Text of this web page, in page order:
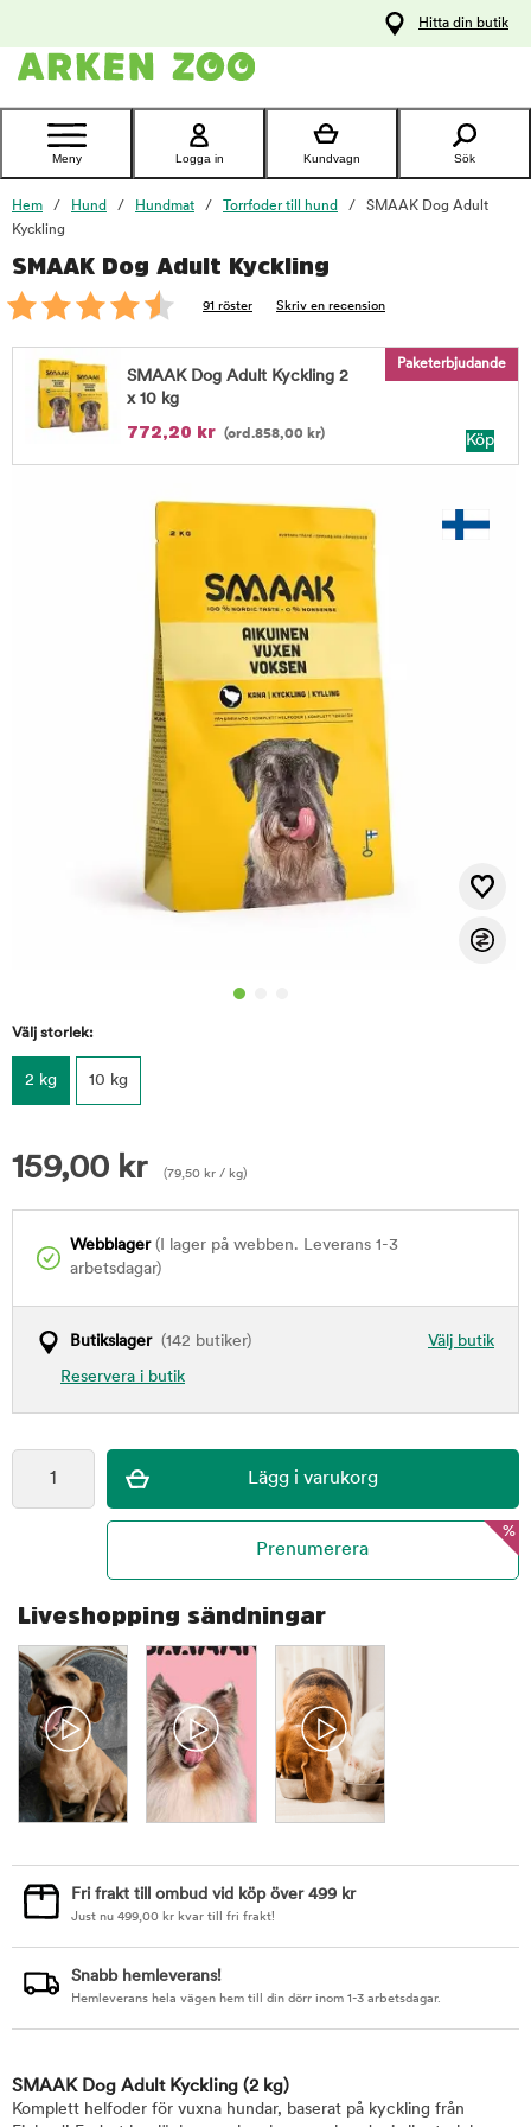
Kontakta
Hitta din butik
Meny Logga in Kundvagn Sök
Hem Hund Hundmat Torrfoder till hund
SMAAK Dog Adult
Kyckling
SMAAK Dog Adult Kyckling
91 röster Skriv en recension
SMAAK Dog Adult Kyckling 2
x 10 kg
772,20 kr (ord.858,00 kr) Köp
Paketerbjudande
Välj storlek:
2 kg 10 kg
159,00 kr (79,50 kr / kg)
Webblager(I lager på webben. Leverans 1-3
arbetsdagar)
Välj butik
Butikslager(142 butiker)
Reservera i butik
foo
%
Liveshopping sändningar
Fri frakt till ombud vid köp över 499 kr
Just nu 499,00 kr kvar till fri frakt!
Snabb hemleverans!
Hemleverans hela vägen hem till din dörr inom 1-3 arbetsdagar.
SMAAK Dog Adult Kyckling (2 kg)
Komplett helfoder för vuxna hundar, baserat på kyckling från